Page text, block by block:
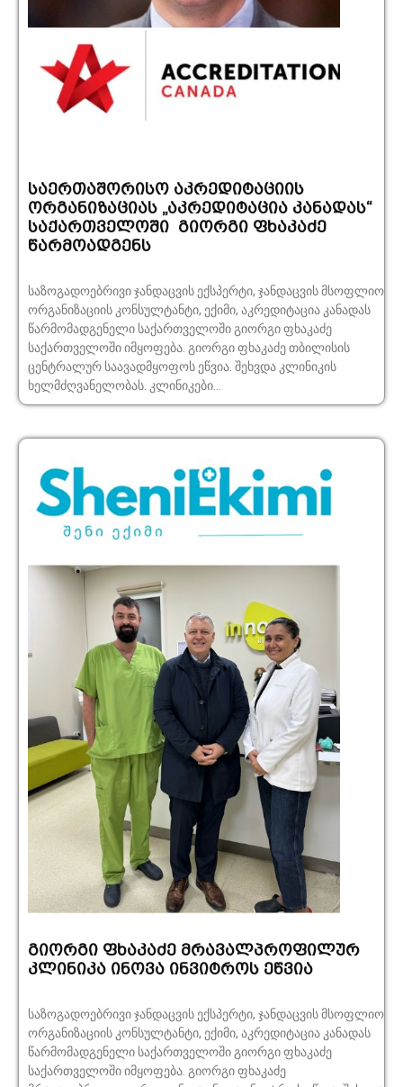
საერთაშორისო აკრედიტაციის
ორგანიზაციას „აკრედიტაცია კანადას“
საქართველოში გიორგი ფხაკაძე
წარმოადგენს
საზოგადოებრივი ჯანდაცვის ექსპერტი, ჯანდაცვის მსოფლიო
ორგანიზაციის კონსულტანტი, ექიმი, აკრედიტაცია კანადას
წარმომადგენელი საქართველოში გიორგი ფხაკაძე
საქართველოში იმყოფება. გიორგი ფხაკაძე თბილისის
ცენტრალურ საავადმყოფოს ეწვია. შეხვდა კლინიკის
ხელმძღვანელობას. კლინიკები...
გიორგი ფხაკაძე მრავალპროფილურ
კლინიკა ინოვა ინვიტროს ეწვია
საზოგადოებრივი ჯანდაცვის ექსპერტი, ჯანდაცვის მსოფლიო
ორგანიზაციის კონსულტანტი, ექიმი, აკრედიტაცია კანადას
წარმომადგენელი საქართველოში გიორგი ფხაკაძე
საქართველოში იმყოფება. გიორგი ფხაკაძე